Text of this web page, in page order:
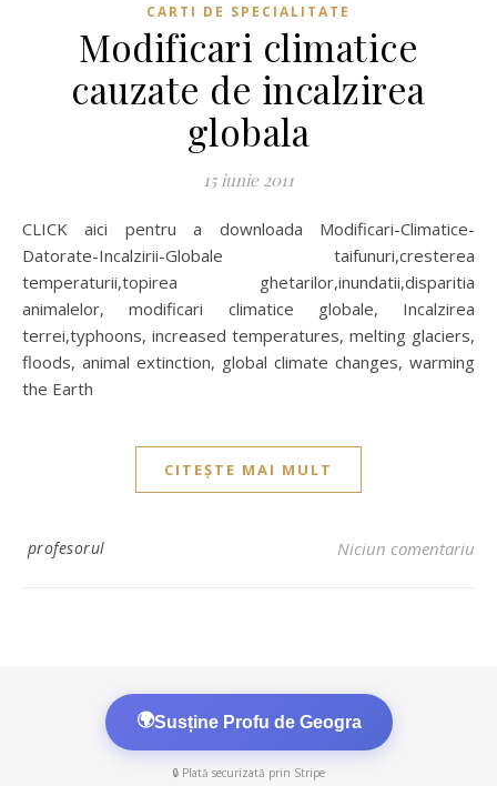
CARTI DE SPECIALITATE
Modificari climatice
cauzate de incalzirea
globala
15 iunie 2011
CLICK aici pentru a downloada Modificari-Climatice-
Datorate-Incalzirii-Globale taifunuri,cresterea
temperaturii,topirea ghetarilor,inundatii,disparitia
animalelor, modificari climatice globale, Incalzirea
terrei,typhoons, increased temperatures, melting glaciers,
floods, animal extinction, global climate changes, warming
the Earth
CITEȘTE MAI MULT
profesorul Niciun comentariu
🌍Susține Profu de Geogra
🔒 Plată securizată prin Stripe